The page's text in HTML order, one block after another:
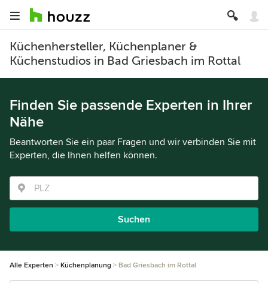
Küchenhersteller, Küchenplaner &
Küchenstudios in Bad Griesbach im Rottal
Finden Sie passende Experten in Ihrer
Nähe
Beantworten Sie ein paar Fragen und wir verbinden Sie mit
Experten, die Ihnen helfen können.
Suchen
Alle Experten Küchenplanung Bad Griesbach im Rottal